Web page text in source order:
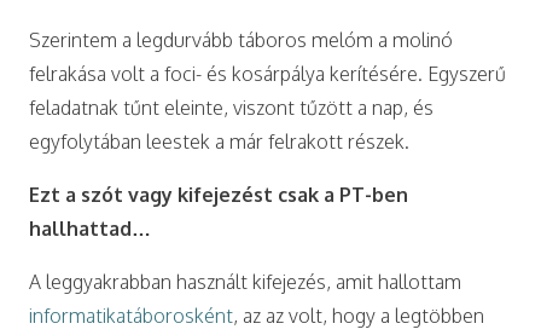
Szerintem a legdurvább táboros melóm a molinó
felrakása volt a foci- és kosárpálya kerítésére. Egyszerű
feladatnak tűnt eleinte, viszont tűzött a nap, és
egyfolytában leestek a már felrakott részek.
Ezt a szót vagy kifejezést csak a PT-ben
hallhattad…
A leggyakrabban használt kifejezés, amit hallottam
informatikatáborosként, az az volt, hogy a legtöbben